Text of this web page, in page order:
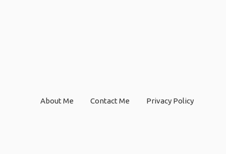
About Me Contact Me Privacy Policy